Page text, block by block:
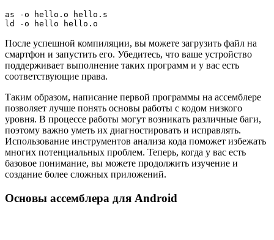
as -o hello.o hello.s
После успешной компиляции, вы можете загрузить файл на
смартфон и запустить его. Убедитесь, что ваше устройство
поддерживает выполнение таких программ и у вас есть
соответствующие права.
Таким образом, написание первой программы на ассемблере
позволяет лучше понять основы работы с кодом низкого
уровня. В процессе работы могут возникать различные баги,
поэтому важно уметь их диагностировать и исправлять.
Использование инструментов анализа кода поможет избежать
многих потенциальных проблем. Теперь, когда у вас есть
базовое понимание, вы можете продолжить изучение и
создание более сложных приложений.
Основы ассемблера для Android